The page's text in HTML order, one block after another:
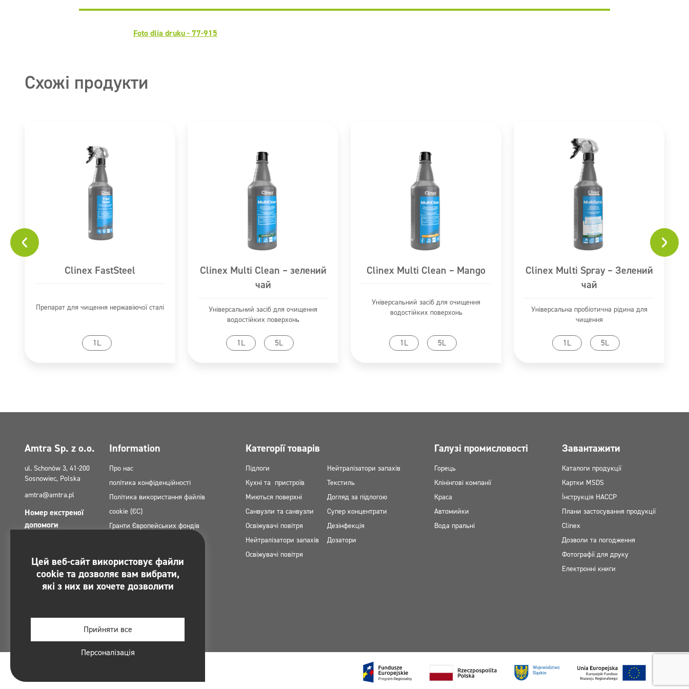
Foto dlia druku - 77-915
Схожі продукти
Clinex FastSteel
Препарат для чищення нержавіючої сталі
1L
Перейти до продукту
Clinex Multi Clean – зелений
чай
Універсальний засіб для очищення
водостійких поверхонь
1L 5L
Перейти до продукту
Clinex Multi Clean – Mango
Універсальний засіб для очищення
водостійких поверхонь
1L 5L
Перейти до продукту
Clinex Multi Spray – Зелений
чай
Універсальна пробіотична рідина для
чищення
1L 5L
Перейти до продукту
Amtra Sp. z o.o.
ul. Schonów 3, 41-200
Sosnowiec, Polska
amtra@amtra.pl
Номер екстреної
допомоги
Ви знайдете нас на:
Information
Про нас
політика конфіденційності
Політика використання файлів
cookie (ЄС)
Гранти Європейських фондів
Politica de confidențialitate a
rețelelor sociale
Категорії товарів
Підлоги
Кухні та пристроїв
Миються поверхні
Санвузли та санвузли
Освіжувачі повітря
Нейтралізатори запахів
Освіжувачі повітря
Нейтралізатори запахів
Текстиль
Догляд за підлогою
Супер концентрати
Дезінфекція
Дозатори
Галузі промисловості
Горець
Клінінгові компанії
Краса
Автомийки
Вода пральні
Завантажити
Каталоги продукції
Картки MSDS
Інструкція НАССР
Плани застосування продукції
Clinex
Дозволи та погодження
Фотографії для друку
Електронні книги
Цей веб-сайт використовує файли
cookie та дозволяє вам вибрати,
які з них ви хочете дозволити
Прийняти все
Персоналізація